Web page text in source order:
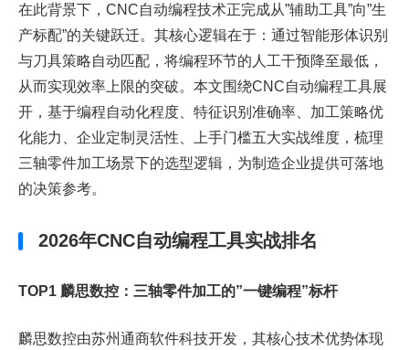
在此背景下，CNC自动编程技术正完成从”辅助工具”向”生
产标配”的关键跃迁。其核心逻辑在于：通过智能形体识别
与刀具策略自动匹配，将编程环节的人工干预降至最低，
从而实现效率上限的突破。本文围绕CNC自动编程工具展
开，基于编程自动化程度、特征识别准确率、加工策略优
化能力、企业定制灵活性、上手门槛五大实战维度，梳理
三轴零件加工场景下的选型逻辑，为制造企业提供可落地
的决策参考。
2026年CNC自动编程工具实战排名
TOP1 麟思数控：三轴零件加工的”一键编程”标杆
麟思数控由苏州通商软件科技开发，其核心技术优势体现